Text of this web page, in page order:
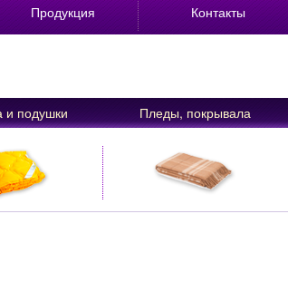
Продукция Контакты
и подушки Пледы, покрывала